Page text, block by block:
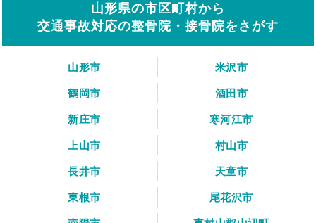
山形県の市区町村から
交通事故対応の整骨院・接骨院をさがす
山形市
米沢市
鶴岡市
酒田市
新庄市
寒河江市
上山市
村山市
長井市
天童市
東根市
尾花沢市